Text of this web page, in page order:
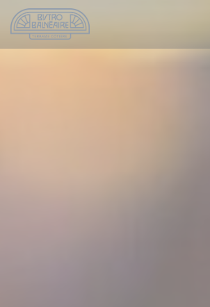
Personalización de sus opciones de cookies